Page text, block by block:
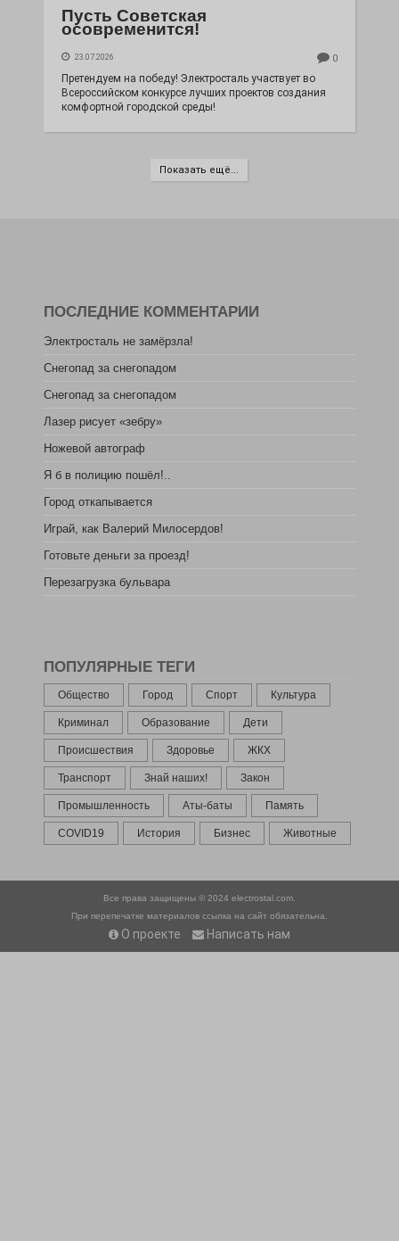
Пусть Советская
осовременится!
23.07.2026 0
Претендуем на победу! Электросталь участвует во
Всероссийском конкурсе лучших проектов создания
комфортной городской среды!
Показать ещё...
ПОСЛЕДНИЕ КОММЕНТАРИИ
Электросталь не замёрзла!
Снегопад за снегопадом
Снегопад за снегопадом
Лазер рисует «зебру»
Ножевой автограф
Я б в полицию пошёл!..
Город откапывается
Играй, как Валерий Милосердов!
Готовьте деньги за проезд!
Перезагрузка бульвара
ПОПУЛЯРНЫЕ ТЕГИ
Общество Город Спорт Культура
Криминал Образование Дети
Происшествия Здоровье ЖКХ
Транспорт Знай наших! Закон
Промышленность Аты-баты Память
COVID19 История Бизнес Животные
Все права защищены © 2024 electrostal.com.
При перепечатке материалов ссылка на сайт обязательна.
О проекте Написать нам